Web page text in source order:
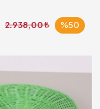
2.938,00 %50